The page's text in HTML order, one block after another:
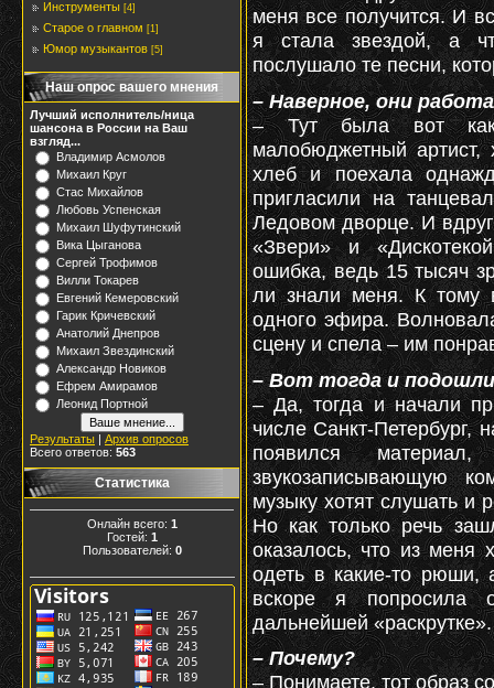
Инструменты [4]
Старое о главном [1]
Юмор музыкантов [5]
Наш опрос вашего мнения
Лучший исполнитель/ница
шансона в России на Ваш
взгляд...
Владимир Асмолов
Михаил Круг
Стас Михайлов
Любовь Успенская
Михаил Шуфутинский
Вика Цыганова
Сергей Трофимов
Вилли Токарев
Евгений Кемеровский
Гарик Кричевский
Анатолий Днепров
Михаил Звездинский
Александр Новиков
Ефрем Амирамов
Леонид Портной
Результаты | Архив опросов
Всего ответов: 563
Статистика
Онлайн всего: 1
Гостей: 1
Пользователей: 0
меня все получится. И
я стала звездой, а
послушало те песни,
– Наверное, они
– Тут была вот
малобюджетный артист,
хлеб и поехала
пригласили на
Ледовом дворце. И
«Звери» и
ошибка, ведь 15 тысяч
ли знали меня. К
одного эфира.
сцену и спела – им
– Вот тогда и
– Да, тогда и начали
числе Санкт-Петербург,
появился
звукозаписывающую
музыку хотят слушать и
Но как только речь
оказалось, что из меня
одеть в какие-то рюши,
вскоре я попросила
дальнейшей «раскрутке».
– Почему?
– Понимаете, тот образ